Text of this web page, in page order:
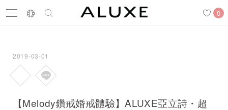
0
求婚鑽戒
2019-03-01
【Melody鑽戒婚戒體驗】ALUXE亞立詩・超